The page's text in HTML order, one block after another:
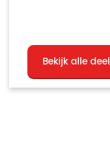
Bekijk alle